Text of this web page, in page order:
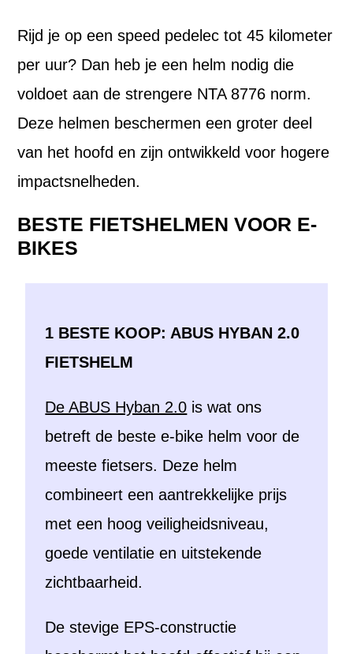
Rijd je op een speed pedelec tot 45 kilometer
per uur? Dan heb je een helm nodig die
voldoet aan de strengere NTA 8776 norm.
Deze helmen beschermen een groter deel
van het hoofd en zijn ontwikkeld voor hogere
impactsnelheden.
BESTE FIETSHELMEN VOOR E-
BIKES
1 BESTE KOOP: ABUS HYBAN 2.0
FIETSHELM
De ABUS Hyban 2.0 is wat ons
betreft de beste e-bike helm voor de
meeste fietsers. Deze helm
combineert een aantrekkelijke prijs
met een hoog veiligheidsniveau,
goede ventilatie en uitstekende
zichtbaarheid.
De stevige EPS-constructie